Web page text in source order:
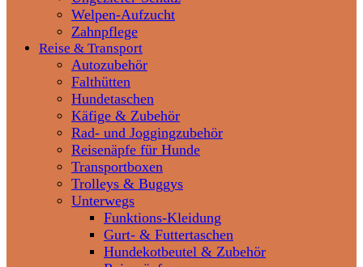
Welpen-Aufzucht
Zahnpflege
Reise & Transport
Autozubehör
Falthütten
Hundetaschen
Käfige & Zubehör
Rad- und Joggingzubehör
Reisenäpfe für Hunde
Transportboxen
Trolleys & Buggys
Unterwegs
Funktions-Kleidung
Gurt- & Futtertaschen
Hundekotbeutel & Zubehör